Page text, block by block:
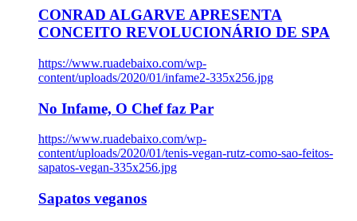
CONRAD ALGARVE APRESENTA
CONCEITO REVOLUCIONÁRIO DE SPA
https://www.ruadebaixo.com/wp-
content/uploads/2020/01/infame2-335x256.jpg
No Infame, O Chef faz Par
https://www.ruadebaixo.com/wp-
content/uploads/2020/01/tenis-vegan-rutz-como-sao-feitos-
sapatos-vegan-335x256.jpg
Sapatos veganos